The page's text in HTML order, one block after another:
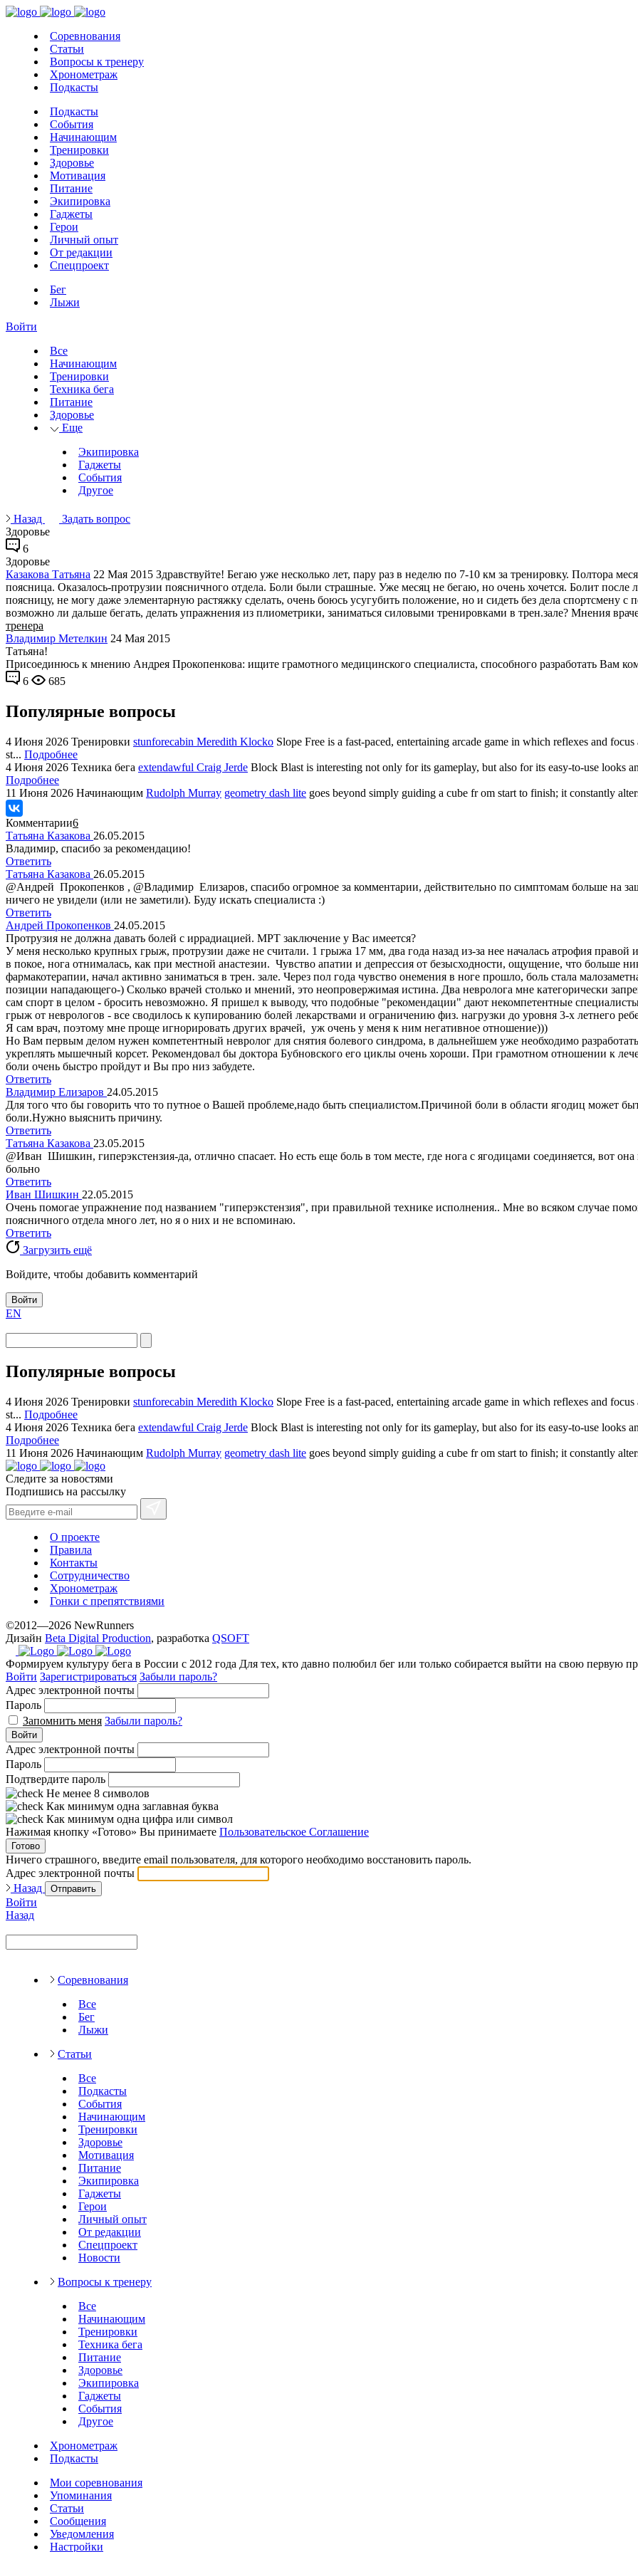
Соревнования
Статьи
Вопросы к тренеру
Хронометраж
Подкасты
Подкасты
События
Начинающим
Тренировки
Здоровье
Мотивация
Питание
Экипировка
Гаджеты
Герои
Личный опыт
От редакции
Спецпроект
Бег
Лыжи
Войти
Все
Начинающим
Тренировки
Техника бега
Питание
Здоровье
Еще
Экипировка
Гаджеты
События
Другое
Назад
Задать вопрос
Здоровье
6
Здоровье
Казакова Татьяна 22 Мая 2015 Здравствуйте! Бегаю уже несколько лет, пару раз в неделю по 7-10 км за тренировку. Полтора
поясница. Оказалось-протрузии поясничного отдела. Боли были страшные. Уже месяц не бегаю, но очень хочется. Болит
поясницу, не могу даже элементарную растяжку сделать, очень боюсь усугубить положение, но и сидеть без дела спортсмену
возможно ли дальше бегать, делать упражнения из плиометрики, заниматься силовыми тренировками в трен.зале? Мнения
тренера
Владимир Метелкин 24 Мая 2015
Татьяна!
Присоединюсь к мнению Андрея Прокопенкова: ищите грамотного медицинского специалиста, способного разработать Вам
6
685
Популярные вопросы
4 Июня 2026 Тренировки stunforecabin Meredith Klocko Slope Free is a fast-paced, entertaining arcade game in which reflexes and
st... Подробнее
4 Июня 2026 Техника бега extendawful Craig Jerde Block Blast is interesting not only for its gameplay, but also for its easy-to-use looks
Подробнее
11 Июня 2026 Начинающим Rudolph Murray geometry dash lite goes beyond simply guiding a cube fr om start to finish; it constantly
Комментарии6
Татьяна Казакова 26.05.2015
Владимир, спасибо за рекомендацию!
Ответить
Татьяна Казакова 26.05.2015
@Андрей Прокопенков , @Владимир Елизаров, спасибо огромное за комментарии, действительно по симптомам больше на
ничего не увидели (или не заметили). Буду искать специалиста :)
Ответить
Андрей Прокопенков 24.05.2015
Протрузия не должна давать болей с иррадиацией. МРТ заключение у Вас имеется?
У меня несколько крупных грыж, протрузии даже не считали. 1 грыжа 17 мм, два года назад из-за нее началась атрофия
в покое, нога отнималась, как при местной анастезии. Чувство апатии и депрессия от безысходности, ощущение, что больше
фармакотерапии, начал активно заниматься в трен. зале. Через пол года чувство онемения в ноге прошло, боль стала
позиции нападающего-) Сколько врачей столько и мнений, это неопровержимая истина. Два невролога мне категорически
сам спорт в целом - бросить невозможно. Я пришел к выводу, что подобные "рекомендации" дают некомпетентные
грыж от неврологов - все сводилось к купированию болей лекарствами и ограничению физ. нагрузки до уровня 3-х летнего
Я сам врач, поэтому мне проще игнорировать других врачей, уж очень у меня к ним негативное отношение)))
Но Вам первым делом нужен компетентный невролог для снятия болевого синдрома, в дальнейшем уже необходимо
укреплять мышечный корсет. Рекомендовал бы доктора Бубновского его циклы очень хороши. При грамотном отношении к
боли очень быстро пройдут и Вы про низ забудете.
Ответить
Владимир Елизаров 24.05.2015
Для того что бы говорить что то путное о Вашей проблеме,надо быть специалистом.Причиной боли в области ягодиц может
боли.Нужно выяснить причину.
Ответить
Татьяна Казакова 23.05.2015
@Иван Шишкин, гиперэкстензия-да, отлично спасает. Но есть еще боль в том месте, где нога с ягодицами соединяется, вот
больно
Ответить
Иван Шишкин 22.05.2015
Очень помогае упражнение под названием "гиперэкстензия", при правильной технике исполнения.. Мне во всяком случае
поясничного отдела много лет, но я о них и не вспоминаю.
Ответить
Загрузить ещё
Войдите, чтобы добавить комментарий
Войти
EN
Популярные вопросы
4 Июня 2026 Тренировки stunforecabin Meredith Klocko Slope Free is a fast-paced, entertaining arcade game in which reflexes and
st... Подробнее
4 Июня 2026 Техника бега extendawful Craig Jerde Block Blast is interesting not only for its gameplay, but also for its easy-to-use looks
Подробнее
11 Июня 2026 Начинающим Rudolph Murray geometry dash lite goes beyond simply guiding a cube fr om start to finish; it constantly
Следите за новостями
Подпишись на рассылку
О проекте
Правила
Контакты
Сотрудничество
Хронометраж
Гонки с препятствиями
©2012—2026 NewRunners
Дизайн Beta Digital Production, разработка QSOFT
Формируем культуру бега в России с 2012 года Для тех, кто давно полюбил бег или только собирается выйти на свою первую
Войти Зарегистрироваться Забыли пароль?
Адрес электронной почты
Пароль
Запомнить меня Забыли пароль?
Войти
Адрес электронной почты
Пароль
Подтвердите пароль
Не менее 8 символов
Как минимум одна заглавная буква
Как минимум одна цифра или символ
Нажимая кнопку «Готово» Вы принимаете Пользовательское Соглашение
Готово
Ничего страшного, введите email пользователя, для которого необходимо восстановить пароль.
Адрес электронной почты
Назад
Отправить
Войти
Назад
Соревнования
Все
Бег
Лыжи
Статьи
Все
Подкасты
События
Начинающим
Тренировки
Здоровье
Мотивация
Питание
Экипировка
Гаджеты
Герои
Личный опыт
От редакции
Спецпроект
Новости
Вопросы к тренеру
Все
Начинающим
Тренировки
Техника бега
Питание
Здоровье
Экипировка
Гаджеты
События
Другое
Хронометраж
Подкасты
Мои соревнования
Упоминания
Статьи
Сообщения
Уведомления
Настройки